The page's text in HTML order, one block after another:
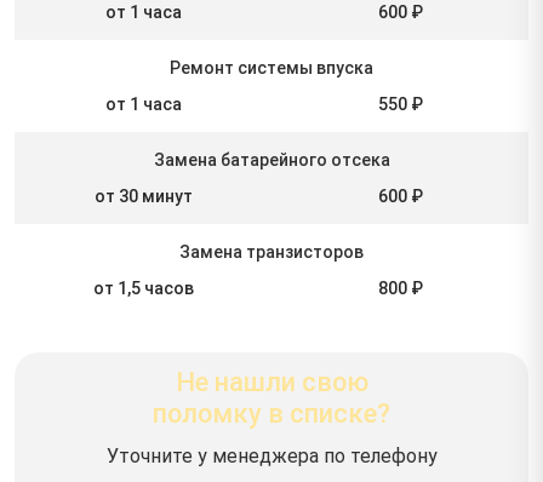
от 1 часа
600 ₽
Ремонт системы впуска
от 1 часа
550 ₽
Замена батарейного отсека
от 30 минут
600 ₽
Замена транзисторов
от 1,5 часов
800 ₽
Не нашли свою
поломку в списке?
Уточните у менеджера по телефону